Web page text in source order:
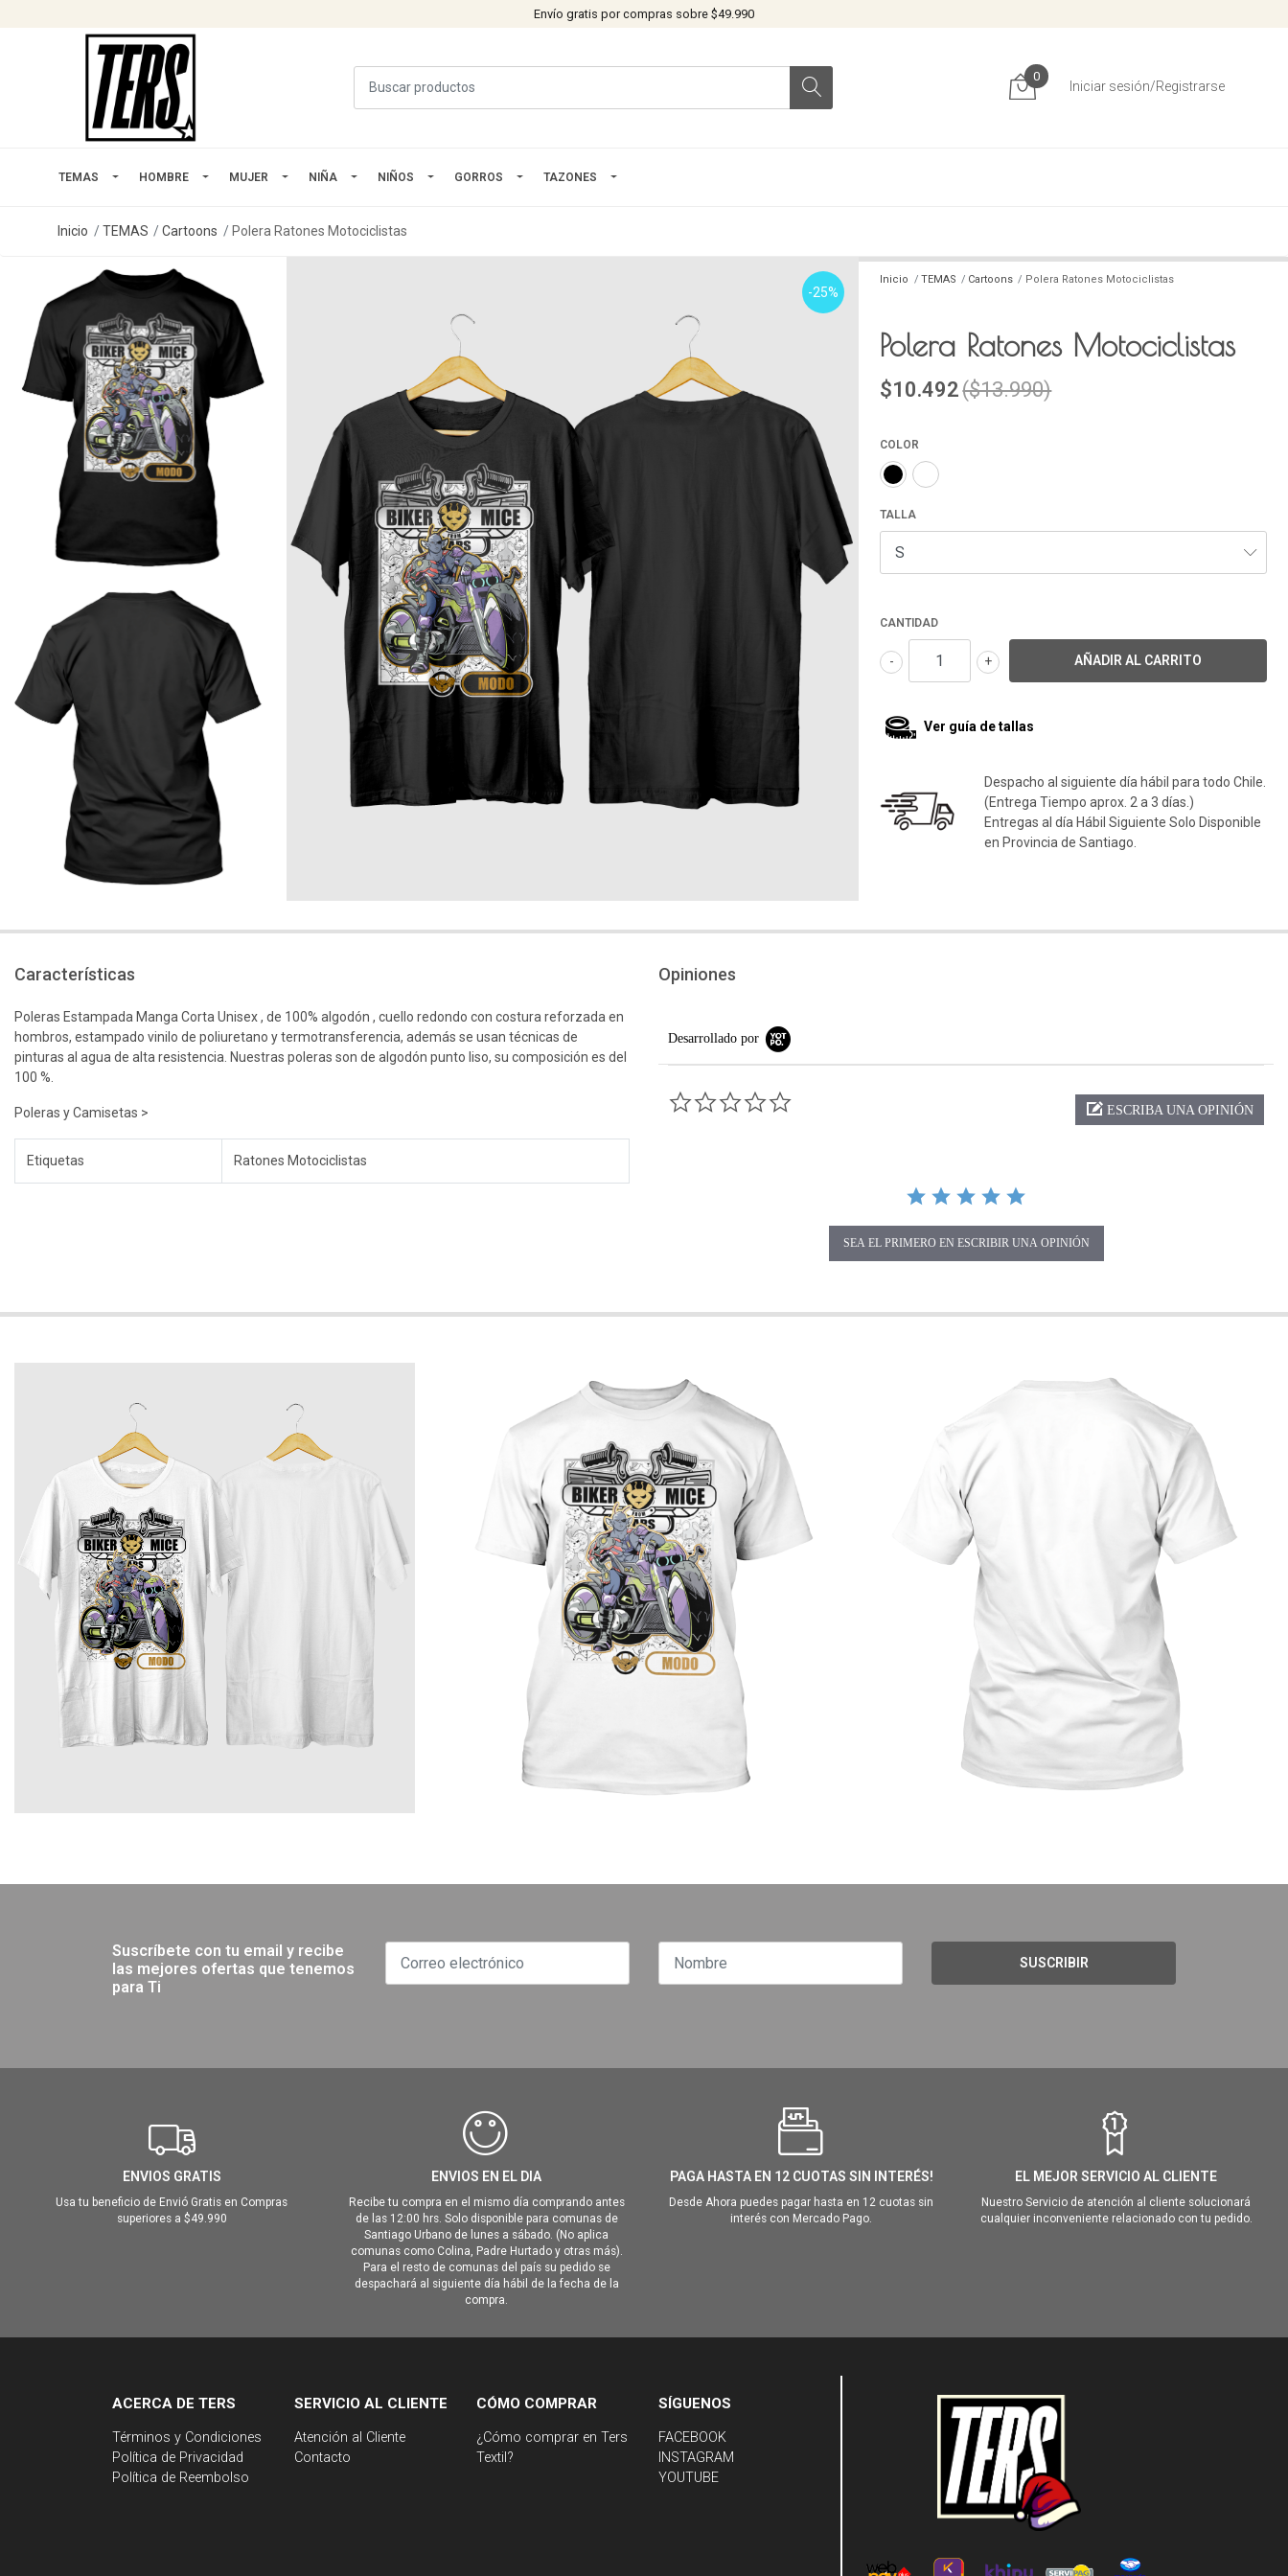
Envío gratis por compras sobre $49.990
0
Iniciar sesión/Registrarse
TEMAS HOMBRE MUJER NIÑA NIÑOS GORROS TAZONES
Inicio TEMAS Cartoons Polera Ratones Motociclistas
-25%
Inicio TEMAS Cartoons Polera Ratones Motociclistas
Polera Ratones Motociclistas
$10.492($13.990)
COLOR
TALLA
CANTIDAD
+
-
Ver guía de tallas
Despacho al siguiente día hábil para todo Chile.
(Entrega Tiempo aprox. 2 a 3 días.)
Entregas al día Hábil Siguiente Solo Disponible
en Provincia de Santiago.
Características
Poleras Estampada Manga Corta Unisex , de 100% algodón , cuello redondo con costura reforzada en
hombros, estampado vinilo de poliuretano y termotransferencia, además se usan técnicas de
pinturas al agua de alta resistencia. Nuestras poleras son de algodón punto liso, su composición es del
100 %.
Poleras y Camisetas >
Etiquetas Ratones Motociclistas
Opiniones
Desarrollado por
ESCRIBA UNA OPINIÓN
SEA EL PRIMERO EN ESCRIBIR UNA OPINIÓN
Suscríbete con tu email y recibe
las mejores ofertas que tenemos
para Ti
SUSCRIBIR
ENVIOS GRATIS
Usa tu beneficio de Envió Gratis en Compras
superiores a $49.990
ENVIOS EN EL DIA
Recibe tu compra en el mismo día comprando antes
de las 12:00 hrs. Solo disponible para comunas de
Santiago Urbano de lunes a sábado. (No aplica
comunas como Colina, Padre Hurtado y otras más).
Para el resto de comunas del país su pedido se
despachará al siguiente día hábil de la fecha de la
compra.
PAGA HASTA EN 12 CUOTAS SIN INTERÉS!
Desde Ahora puedes pagar hasta en 12 cuotas sin
interés con Mercado Pago.
EL MEJOR SERVICIO AL CLIENTE
Nuestro Servicio de atención al cliente solucionará
cualquier inconveniente relacionado con tu pedido.
ACERCA DE TERS
Términos y Condiciones
Política de Privacidad
Política de Reembolso
SERVICIO AL CLIENTE
Atención al Cliente
Contacto
CÓMO COMPRAR
¿Cómo comprar en Ters
Textil?
SÍGUENOS
FACEBOOK
INSTAGRAM
YOUTUBE